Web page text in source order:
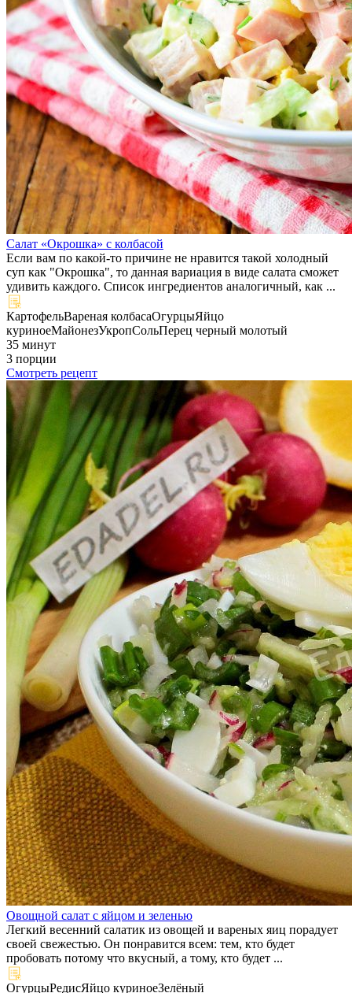
Салат «Окрошка» с колбасой
Если вам по какой-то причине не нравится такой холодный
суп как "Окрошка", то данная вариация в виде салата сможет
удивить каждого. Список ингредиентов аналогичный, как ...
КартофельВареная колбасаОгурцыЯйцо
куриноеМайонезУкропСольПерец черный молотый
35 минут
3 порции
Смотреть рецепт
Овощной салат с яйцом и зеленью
Легкий весенний салатик из овощей и вареных яиц порадует
своей свежестью. Он понравится всем: тем, кто будет
пробовать потому что вкусный, а тому, кто будет ...
ОгурцыРедисЯйцо куриноеЗелёный